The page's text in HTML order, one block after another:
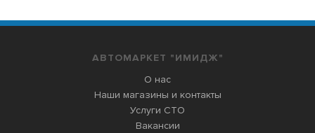
АВТОМАРКЕТ "ИМИДЖ"
О нас
Наши магазины и контакты
Услуги СТО
Вакансии